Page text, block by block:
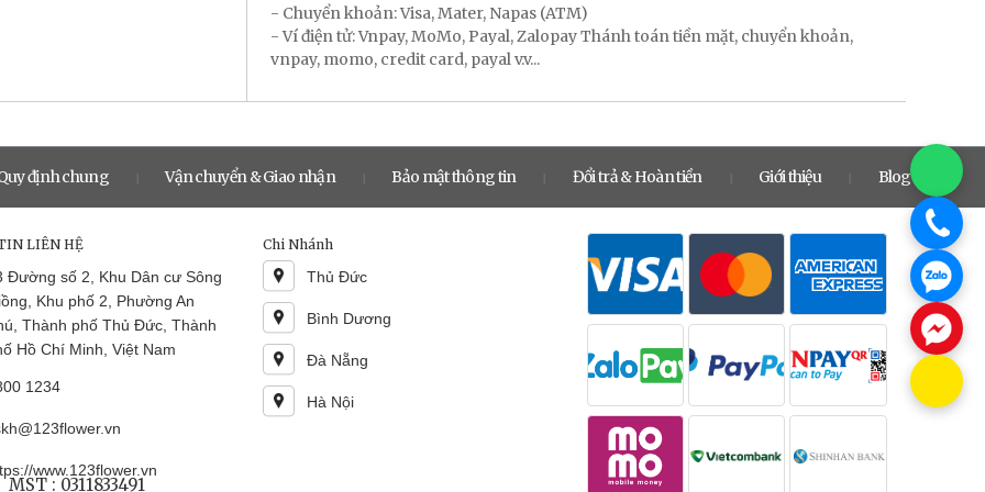
- Chuyển khoản: Visa, Mater, Napas (ATM)
- Ví điện tử: Vnpay, MoMo, Payal, Zalopay Thánh toán tiền mặt, chuyển khoản,
vnpay, momo, credit card, payal v.v...
định chung Vận chuyển & Giao nhận Bảo mật thông tin Đổi trả & Hoàn tiền Giới thiệu Blog
LIÊN HỆ
Đường số 2, Khu Dân cư Sông
Khu phố 2, Phường An
Thành phố Thủ Đức, Thành
Hồ Chí Minh, Việt Nam
1234
www.123flower.vn
Chi Nhánh
Thủ Đức
Bình Dương
Đà Nẵng
Hà Nội
: 0311833491